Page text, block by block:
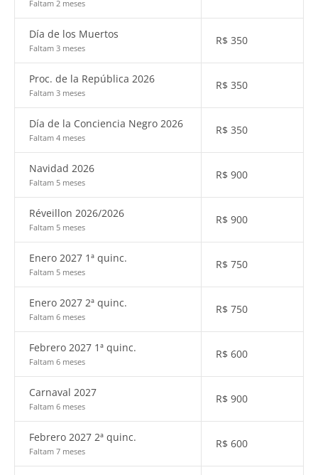
Faltam 2 meses
Día de los Muertos
Faltam 3 meses
R$ 350
Proc. de la República 2026
Faltam 3 meses
R$ 350
Día de la Conciencia Negro 2026
Faltam 4 meses
R$ 350
Navidad 2026
Faltam 5 meses
R$ 900
Réveillon 2026/2026
Faltam 5 meses
R$ 900
Enero 2027 1ª quinc.
Faltam 5 meses
R$ 750
Enero 2027 2ª quinc.
Faltam 6 meses
R$ 750
Febrero 2027 1ª quinc.
Faltam 6 meses
R$ 600
Carnaval 2027
Faltam 6 meses
R$ 900
Febrero 2027 2ª quinc.
Faltam 7 meses
R$ 600